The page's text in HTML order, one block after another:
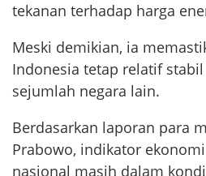
tekanan terhadap harga
Meski demikian, ia
Indonesia tetap relatif
sejumlah negara lain.
Berdasarkan laporan para
Prabowo, indikator
nasional masih dalam